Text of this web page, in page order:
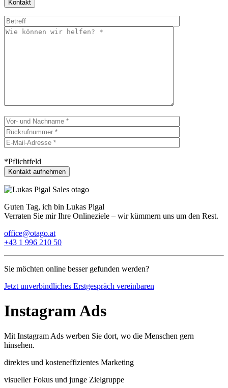
Kontakt
*Pflichtfeld
Guten Tag, ich bin Lukas Pigal
Verraten Sie mir Ihre Onlineziele – wir kümmern uns um den Rest.
office@otago.at
+43 1 996 210 50
Sie möchten online besser gefunden werden?
Jetzt unverbindliches Erstgespräch vereinbaren
Instagram Ads
Mit Instagram Ads werben Sie dort, wo die Menschen gern
hinsehen.
direktes und kosteneffizientes Marketing
visueller Fokus und junge Zielgruppe